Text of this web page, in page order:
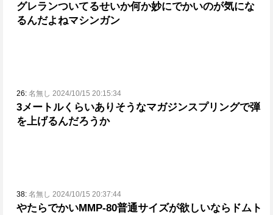
グレランついてるせいか何か妙にでかいのが気にな
るんだよねマシンガン
26: 名無し 2024/10/15 20:15:34
3メートルくらいありそうなマガジンスプリングで弾
を上げるんだろうか
38: 名無し 2024/10/15 20:37:44
やたらでかいMMP-80普通サイズが欲しいならドムト